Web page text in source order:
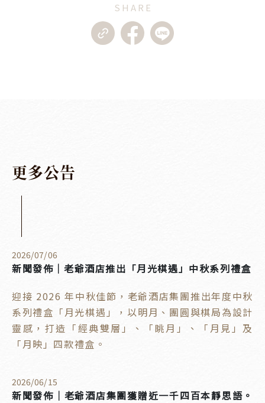
更多公告
2026/07/06
新聞發佈｜老爺酒店推出「月光棋遇」中秋系列禮盒
迎接 2026 年中秋佳節，老爺酒店集團推出年度中秋
系列禮盒「月光棋遇」，以明月、團圓與棋局為設計
靈感，打造「經典雙層」、「眺月」、「月見」及
「月映」四款禮盒。
2026/06/15
新聞發佈｜老爺酒店集團獲贈近一千四百本靜思語。